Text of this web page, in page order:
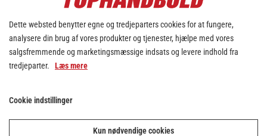
Dette websted benytter egne og tredjeparters cookies for at fungere,
analysere din brug af vores produkter og tjenester, hjælpe med vores
salgsfremmende og marketingsmæssige indsats og levere indhold fra
tredjeparter. Læs mere
Cookie indstillinger
Kun nødvendige cookies